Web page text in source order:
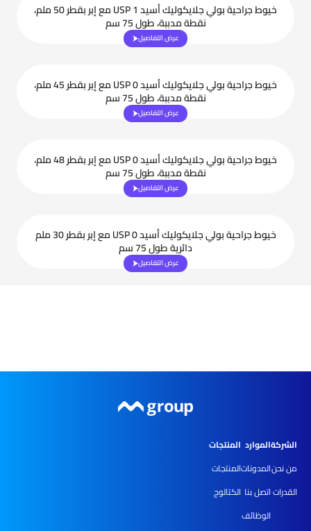
خيوط جراحية بولي جلايكوليك أسيد USP 1 مع إبر بقطر 50 ملم،
نقطة مدببة، طول 75 سم
عرض التفاصيل
خيوط جراحية بولي جلايكوليك أسيد USP 0 مع إبر بقطر 45 ملم،
نقطة مدببة، طول 75 سم
عرض التفاصيل
خيوط جراحية بولي جلايكوليك أسيد USP 0 مع إبر بقطر 48 ملم،
نقطة مدببة، طول 75 سم
عرض التفاصيل
خيوط جراحية بولي جلايكوليك أسيد USP 0 مع إبر بقطر 30 ملم
دائرية طول 75 سم
عرض التفاصيل
الشركة
من نحن
القدرات
الموارد
المدونات
اتصل بنا
الوظائف
المنتجات
المنتجات
الكتالوج